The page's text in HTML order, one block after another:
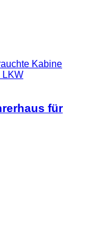
Kabine
LKW
für